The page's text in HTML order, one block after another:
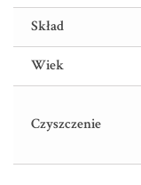
Skład
Wiek
Czyszczenie